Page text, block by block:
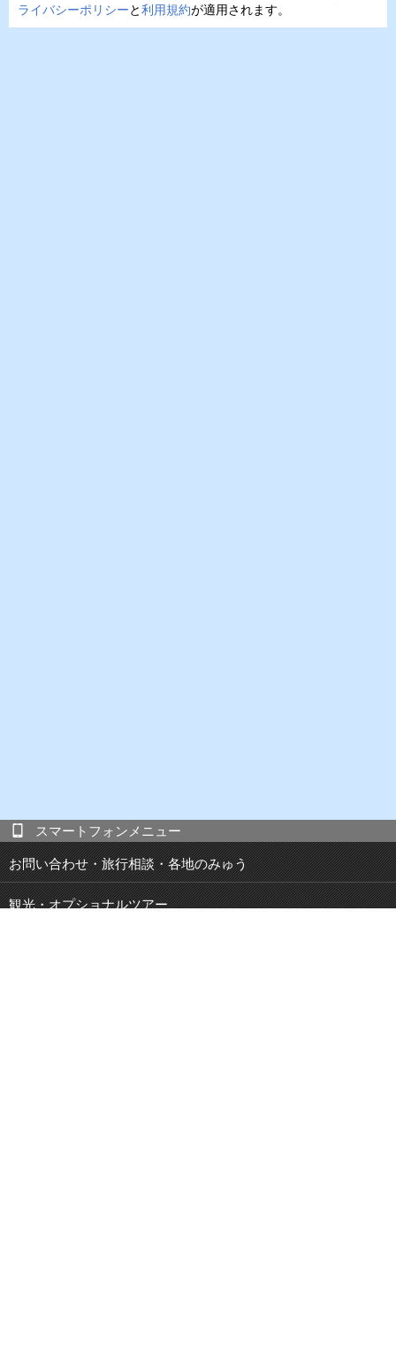
ライバシーポリシーと利用規約が適用されます。
スマートフォンメニュー
お問い合わせ・旅行相談・各地のみゅう
観光・オプショナルツアー